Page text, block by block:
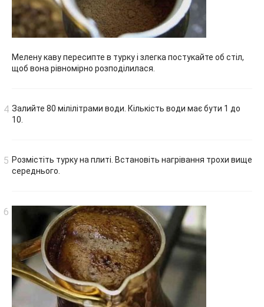
Мелену каву пересипте в турку і злегка постукайте об стіл,
щоб вона рівномірно розподілилася.
Залийте 80 мілілітрами води. Кількість води має бути 1 до
10.
Розмістіть турку на плиті. Встановіть нагрівання трохи вище
середнього.